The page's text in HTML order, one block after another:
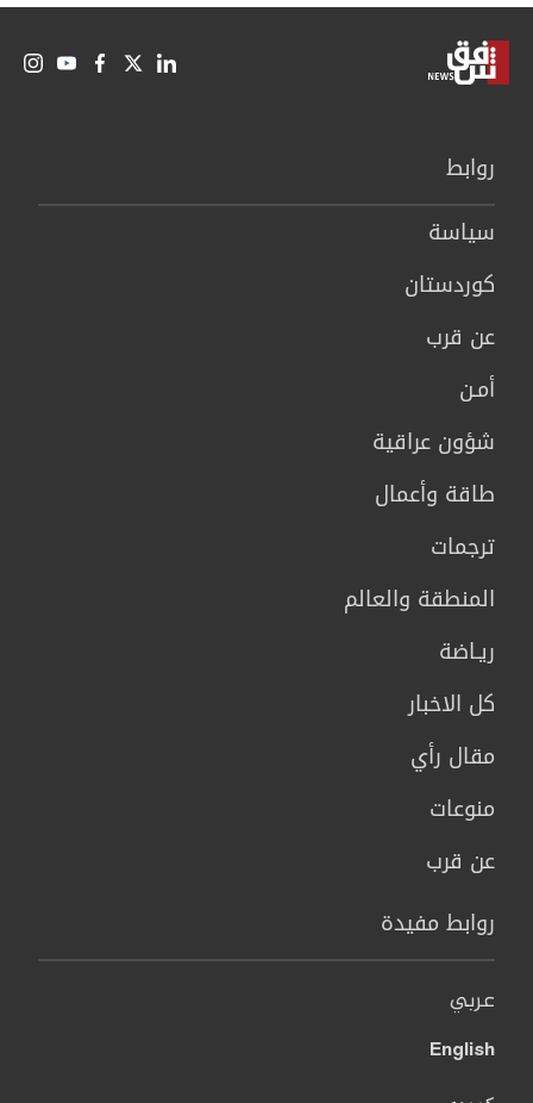
روابط
سیاسة
كوردستان
عن قرب
أمـن
شؤون عراقية
طاقة وأعمال
ترجمات
المنطقة والعالم
ريـاضة
كل الاخبار
مقال رأي
منوعات
عن قرب
روابط مفيدة
عربي
English